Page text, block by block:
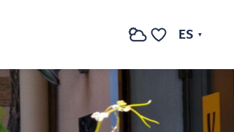
Buscar ES